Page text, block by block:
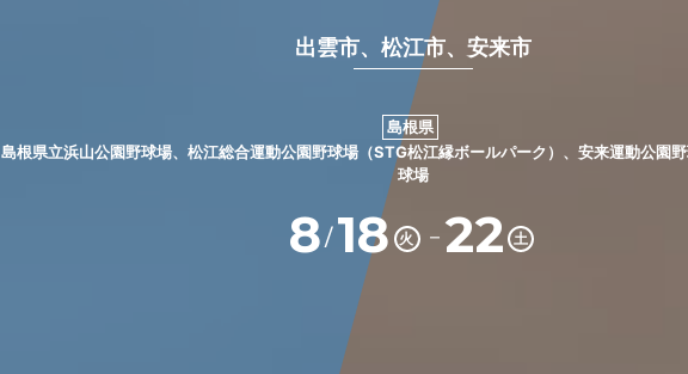
出雲市、松江市、安来市
島根県
島根県立浜山公園野球場、松江総合運動公園野球場（STG松江縁ボールパーク）、安来運動公園
球場
8/18 火 － 22 土